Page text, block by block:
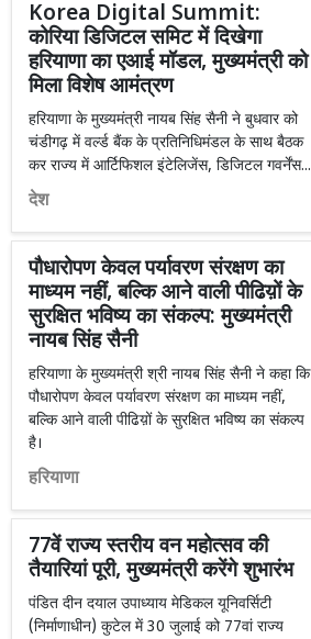
Korea Digital Summit:
कोरिया डिजिटल समिट में दिखेगा
हरियाणा का एआई मॉडल, मुख्यमंत्री को
मिला विशेष आमंत्रण
हरियाणा के मुख्यमंत्री नायब सिंह सैनी ने बुधवार को
चंडीगढ़ में वर्ल्ड बैंक के प्रतिनिधिमंडल के साथ बैठक
कर राज्य में आर्टिफिशल इंटेलिजेंस, डिजिटल गवर्नेंस...
देश
पौधारोपण केवल पर्यावरण संरक्षण का
माध्यम नहीं, बल्कि आने वाली पीढिय़ों के
सुरक्षित भविष्य का संकल्प: मुख्यमंत्री
नायब सिंह सैनी
हरियाणा के मुख्यमंत्री श्री नायब सिंह सैनी ने कहा कि
पौधारोपण केवल पर्यावरण संरक्षण का माध्यम नहीं,
बल्कि आने वाली पीढिय़ों के सुरक्षित भविष्य का संकल्प
है।
हरियाणा
77वें राज्य स्तरीय वन महोत्सव की
तैयारियां पूरी, मुख्यमंत्री करेंगे शुभारंभ
पंडित दीन दयाल उपाध्याय मेडिकल यूनिवर्सिटी
(निर्माणाधीन) कुटेल में 30 जुलाई को 77वां राज्य